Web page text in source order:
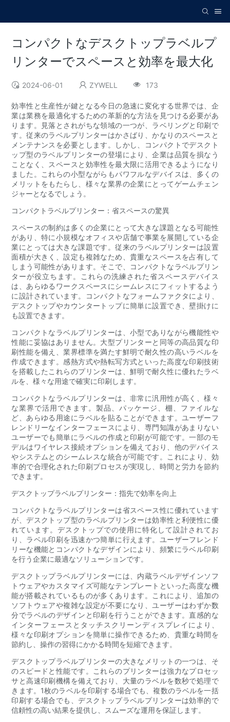
コンパクトなデスクトップラベルプ
リンターでスペースと効率を最大化
2024-06-01 ZYWELL 173
効率性と生産性が鍵となる今日の急速に変化する世界では、企
業は業務を最適化するための革新的な方法を見つける必要があ
ります。見落とされがちな領域の一つが、ラベリングと印刷で
す。従来のラベルプリンターはかさばり、かなりのスペースと
メンテナンスを必要とします。しかし、コンパクトでデスクト
ップ型のラベルプリンターの登場により、企業は品質を損なう
ことなく、スペースと効率性を最大限に活用できるようになり
ました。これらの小型ながらもパワフルなデバイスは、多くの
メリットをもたらし、様々な業界の企業にとってゲームチェン
ジャーとなるでしょう。
コンパクトラベルプリンター：省スペースの驚異
スペースの制約は多くの企業にとって大きな課題となる可能性
があり、特に小規模なオフィスや店舗で事業を展開している企
業にとっては大きな課題です。従来のラベルプリンターは設置
面積が大きく、設定も複雑なため、貴重なスペースを占有して
しまう可能性があります。そこで、コンパクトなラベルプリン
ターが役立ちます。これらの洗練された省スペースデバイス
は、あらゆるワークスペースにシームレスにフィットするよう
に設計されています。コンパクトなフォームファクタにより、
デスクトップやカウンタートップに簡単に設置でき、壁掛けに
も設置できます。
コンパクトなラベルプリンターは、小型でありながら機能性や
性能に妥協はありません。大型プリンターと同等の高品質な印
刷性能を備え、業界標準を満たす鮮明で耐久性の高いラベルを
作成できます。感熱方式や熱転写方式といった高度な印刷技術
を搭載したこれらのプリンターは、鮮明で耐久性に優れたラベ
ルを、様々な用途で確実に印刷します。
コンパクトなラベルプリンターは、非常に汎用性が高く、様々
な業界で活用できます。製品、パッケージ、棚、ファイルな
ど、あらゆる用途にラベルを貼ることができます。ユーザーフ
レンドリーなインターフェースにより、専門知識があまりない
ユーザーでも簡単にラベルの作成と印刷が可能です。一部のモ
デルはワイヤレス接続オプションを備えており、他のデバイス
やシステムとのシームレスな統合が可能です。これにより、効
率的で合理化された印刷プロセスが実現し、時間と労力を節約
できます。
デスクトップラベルプリンター：指先で効率を向上
コンパクトなラベルプリンターは省スペース性に優れています
が、デスクトップ型のラベルプリンターは効率性と利便性に優
れています。デスクトップでの使用に特化して設計されてお
り、ラベル印刷を迅速かつ簡単に行えます。ユーザーフレンド
リーな機能とコンパクトなデザインにより、頻繁にラベル印刷
を行う企業に最適なソリューションです。
デスクトップラベルプリンターには、内蔵ラベルデザインソフ
トウェアやカスタマイズ可能なテンプレートといった高度な機
能が搭載されているものが多くあります。これにより、追加の
ソフトウェアや複雑な設定が不要になり、ユーザーはわずか数
分でラベルのデザインと印刷を行うことができます。直感的な
インターフェースとタッチスクリーンディスプレイにより、
様々な印刷オプションを簡単に操作できるため、貴重な時間を
節約し、操作の習得にかかる時間を短縮できます。
デスクトップラベルプリンターの大きなメリットの一つは、そ
のスピードと性能です。これらのプリンターは強力なプロセッ
サと高速印刷機構を備えており、大量のラベルを数秒で処理で
きます。1枚のラベルを印刷する場合でも、複数のラベルを一括
印刷する場合でも、デスクトップラベルプリンターは効率的で
信頼性の高い結果を提供し、スムーズな運用を保証します。